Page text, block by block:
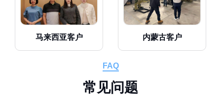
马来西亚客户 内蒙古客户
FAQ
常 见问题